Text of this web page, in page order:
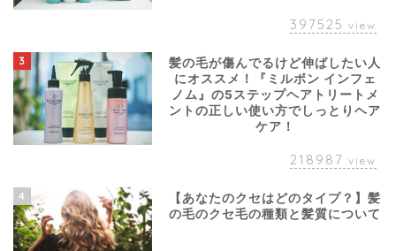
397525 view
3
髪の毛が傷んでるけど伸ばしたい人
にオススメ！『ミルボン インフェ
ノム』の5ステップヘアトリートメ
ントの正しい使い方でしっとりヘア
ケア！
218987 view
4
【あなたのクセはどのタイプ？】髪
の毛のクセ毛の種類と髪質について